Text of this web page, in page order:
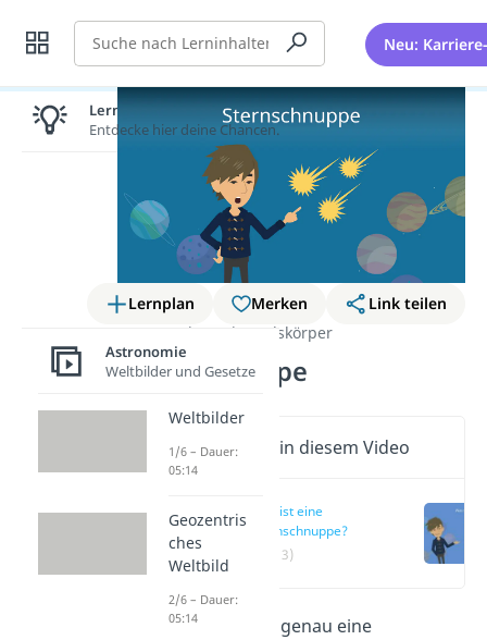
Suche Neu:
Lernplan Merken
Link teilen
Astronomie
Himmelskörper
Sternschnuppe
Wichtige Inhalte in diesem Video
Was ist eine
Sternschnuppe?
(00:13)
Du fragst dich, was genau eine
Lernen lohnt sich!
Entdecke hier deine Chancen.
Astronomie
Weltbilder und Gesetze
Weltbilder
1/6 – Dauer:
05:14
Geozentris
ches
Weltbild
2/6 – Dauer:
05:14